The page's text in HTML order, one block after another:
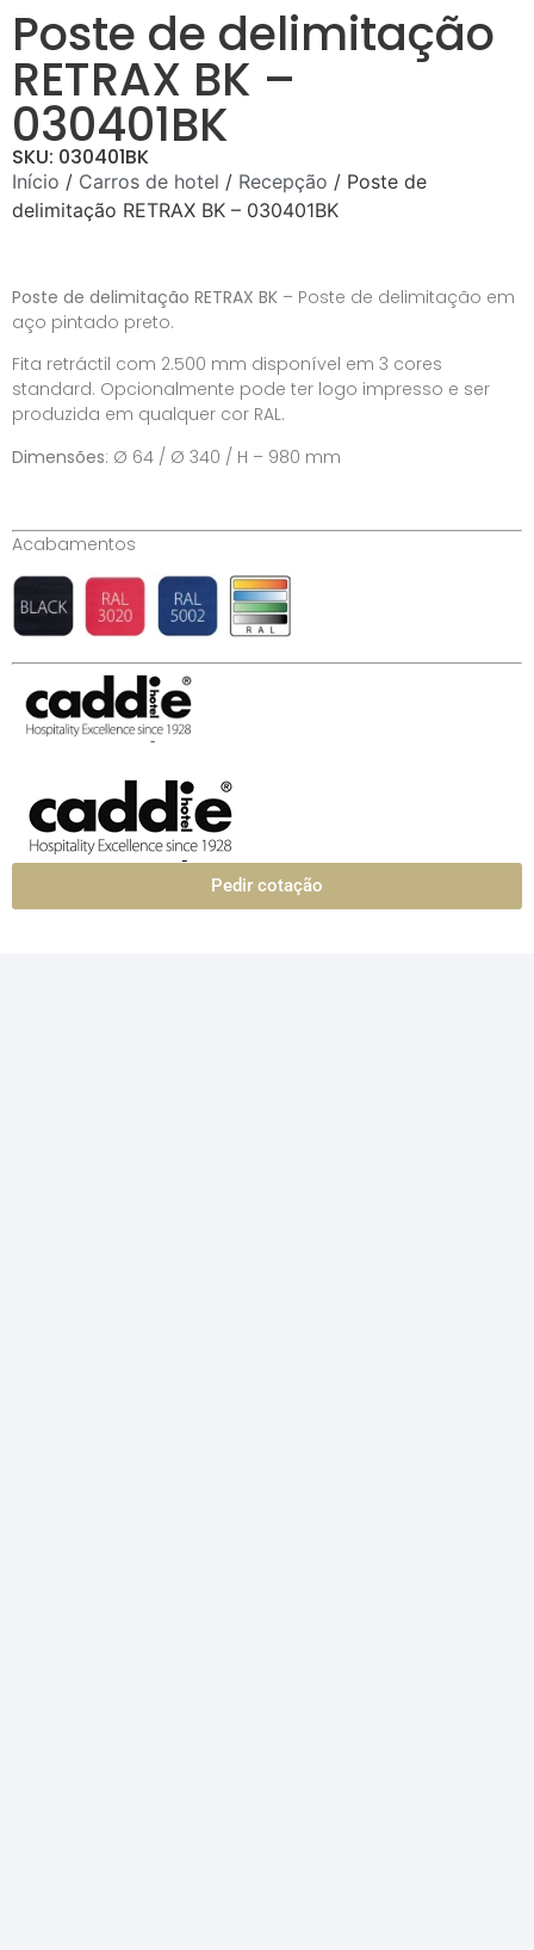
Poste de delimitação
RETRAX BK –
030401BK
SKU: 030401BK
Início / Carros de hotel / Recepção / Poste de
delimitação RETRAX BK – 030401BK
Poste de delimitação RETRAX BK – Poste de delimitação em
aço pintado preto.
Fita retráctil com 2.500 mm disponível em 3 cores
standard. Opcionalmente pode ter logo impresso e ser
produzida em qualquer cor RAL.
Dimensões: Ø 64 / Ø 340 / H – 980 mm
Acabamentos
Pedir cotação